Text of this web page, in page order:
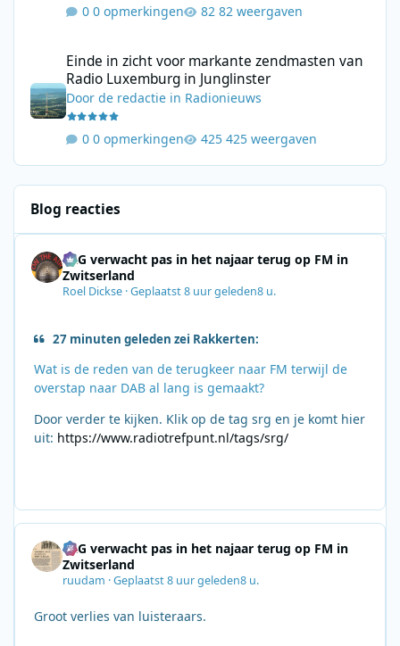
0 opmerkingen 82 weergaven
Einde in zicht voor markante zendmasten van
Radio Luxemburg in Junglinster
Doorde redactie in Radionieuws
0 opmerkingen 425 weergaven
Blog reacties
SRG verwacht pas in het najaar terug op FM in
Zwitserland
Roel Dickse ·Geplaatst8 uur geleden8 u.
27 minuten geleden zei Rakkerten:
Wat is de reden van de terugkeer naar FM terwijl de
overstap naar DAB al lang is gemaakt?
Door verder te kijken. Klik op de tag srg en je komt hier
uit: https://www.radiotrefpunt.nl/tags/srg/
SRG verwacht pas in het najaar terug op FM in
Zwitserland
ruudam ·Geplaatst8 uur geleden8 u.
Groot verlies van luisteraars.